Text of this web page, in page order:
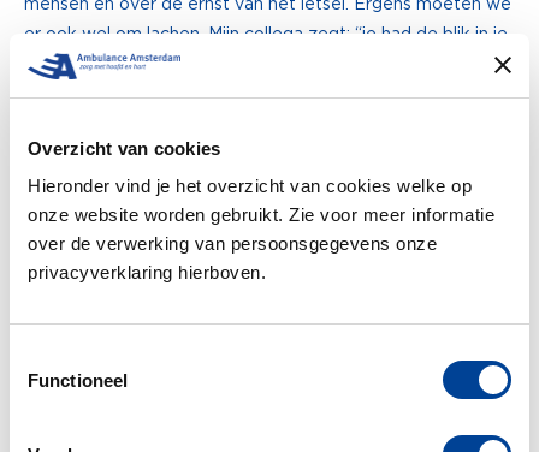
Overzicht van cookies
Hieronder vind je het overzicht van cookies welke op
onze website worden gebruikt. Zie voor meer informatie
over de verwerking van persoonsgegevens onze
privacyverklaring hierboven.
Functioneel
er ook wel om lachen. Mijn collega zegt: “je had de blik in je
ogen moeten zien toen die theedoek eraf ging.”
precies hebben aangetroffen
Ik doe verslag. Zij zijn ook verrast, de melding was toch
echt iets milder dan de werkelijkheid.
Met een glimlach op ons gezicht en met de wetenschap